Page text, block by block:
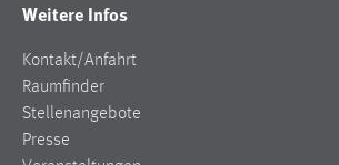
Weitere Infos
Kontakt/Anfahrt
Raumfinder
Stellenangebote
Presse